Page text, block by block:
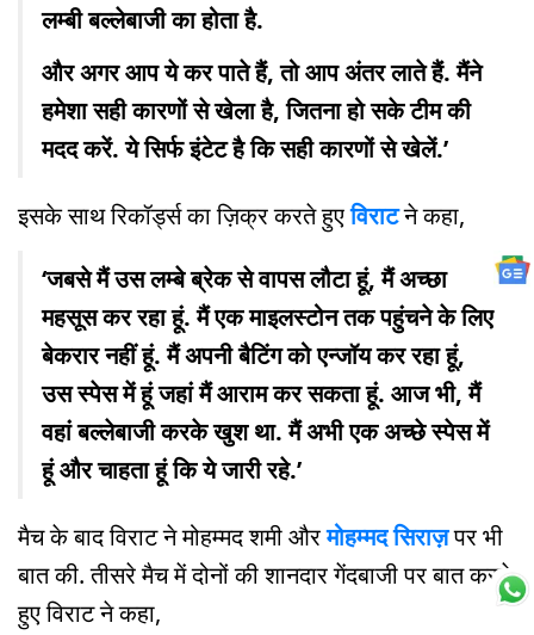
लम्बी बल्लेबाजी का होता है.
और अगर आप ये कर पाते हैं, तो आप अंतर लाते हैं. मैंने
हमेशा सही कारणों से खेला है, जितना हो सके टीम की
मदद करें. ये सिर्फ इंटेट है कि सही कारणों से खेलें.’
इसके साथ रिकॉर्ड्स का ज़िक्र करते हुएविराटने कहा,
‘जबसे मैं उस लम्बे ब्रेक से वापस लौटा हूं, मैं अच्छा
महसूस कर रहा हूं. मैं एक माइलस्टोन तक पहुंचने के लिए
बेकरार नहीं हूं. मैं अपनी बैटिंग को एन्जॉय कर रहा हूं,
उस स्पेस में हूं जहां मैं आराम कर सकता हूं. आज भी, मैं
वहां बल्लेबाजी करके खुश था. मैं अभी एक अच्छे स्पेस में
हूं और चाहता हूं कि ये जारी रहे.’
मैच के बाद विराट ने मोहम्मद शमी औरमोहम्मद सिराज़पर भी
बात की. तीसरे मैच में दोनों की शानदार गेंदबाजी पर बात करते
हुए विराट ने कहा,